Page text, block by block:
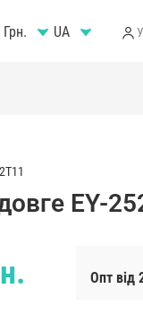
Грн.
EY-
Опт від